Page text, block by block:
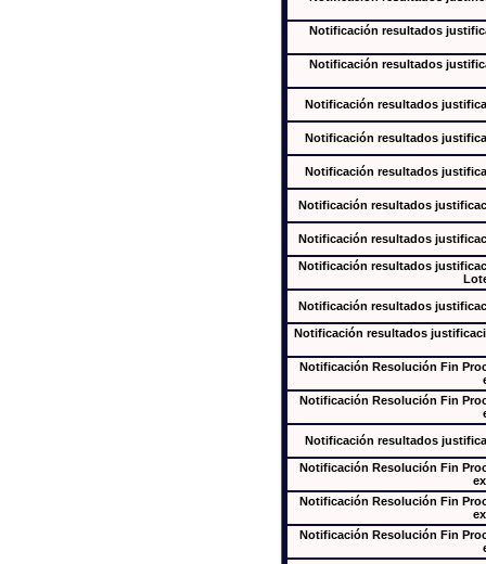
Notificación resultados
Notificación resultados
Notificación resultados
Notificación resultados
Notificación resultados
Notificación resultados
Notificación resultados
Notificación resultados
Notificación resultados
Notificación resultados
Notificación Resolución Fin
Notificación Resolución Fin
Notificación resultados
Notificación Resolución Fin
Notificación Resolución Fin
Notificación Resolución Fin